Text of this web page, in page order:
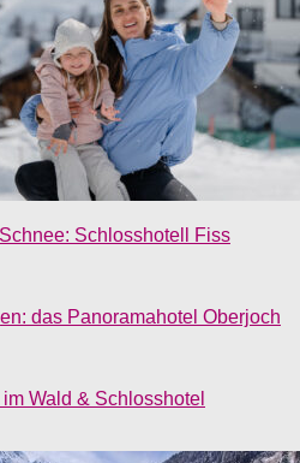
Schlosshotell Fiss
das Panoramahotel Oberjoch
Wald & Schlosshotel